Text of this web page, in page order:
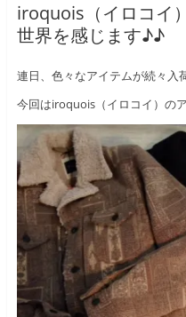
iroquois（イロコイ
世界を感じます♪♪
連日、色々なアイテムが続々入
今回はiroquois（イロコイ）の